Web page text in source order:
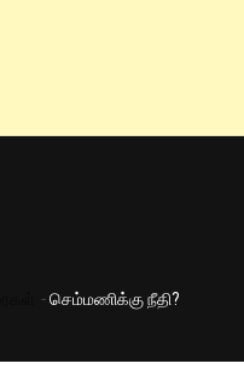
-செம்மணிக்கு நீதி?